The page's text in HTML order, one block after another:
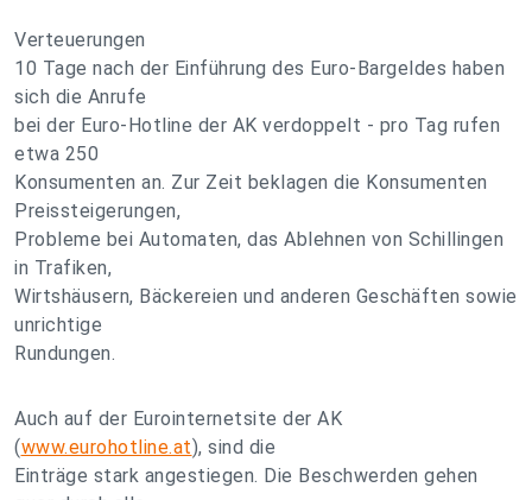
Verteuerungen
10 Tage nach der Einführung des Euro-Bargeldes haben
sich die Anrufe
bei der Euro-Hotline der AK verdoppelt - pro Tag rufen
etwa 250
Konsumenten an. Zur Zeit beklagen die Konsumenten
Preissteigerungen,
Probleme bei Automaten, das Ablehnen von Schillingen
in Trafiken,
Wirtshäusern, Bäckereien und anderen Geschäften sowie
unrichtige
Rundungen.
Auch auf der Eurointernetsite der AK
(www.eurohotline.at), sind die
Einträge stark angestiegen. Die Beschwerden gehen